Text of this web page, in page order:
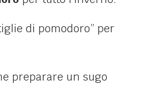
di pomodoro” per
preparare un sugo